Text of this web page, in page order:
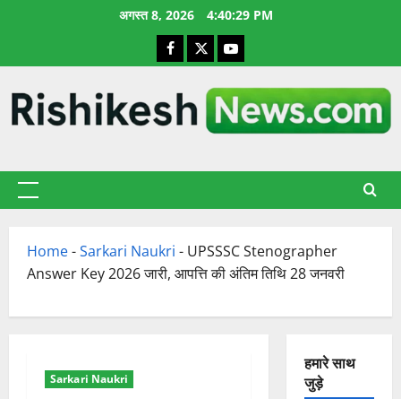
अगस्त 8, 2026 4:40:30 PM
Facebook
X YouTube
प्राथमिक
Home-Sarkari Naukri - UPSSSC Stenographer
Answer Key 2026 जारी, आपत्ति की अंतिम तिथि 28 जनवरी
Sarkari Naukri
हमारे साथ
जुड़े